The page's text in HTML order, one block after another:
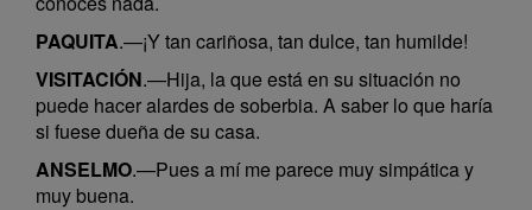
PAQUITA.—¡Y tan cariñosa, tan dulce, tan humilde!
VISITACIÓN.—Hija, la que está en su situación no
puede hacer alardes de soberbia. A saber lo que haría
si fuese dueña de su casa.
ANSELMO.—Pues a mí me parece muy simpática y
muy buena.